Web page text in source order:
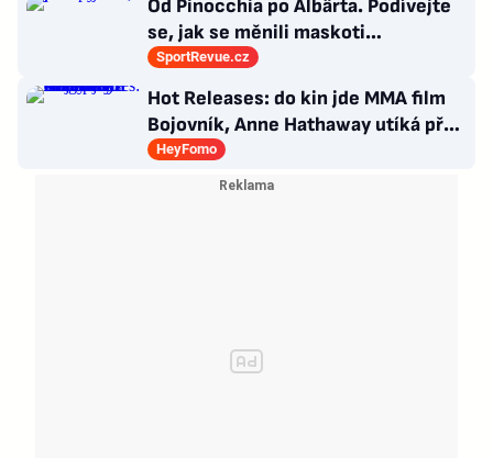
Od Pinocchia po Albärta. Podívejte
se, jak se měnili maskoti
fotbalového mistrovství Evropy
SportRevue.cz
Hot Releases: do kin jde MMA film
Bojovník, Anne Hathaway utíká před
dinosaury a KATSEYE dává ven tři
HeyFomo